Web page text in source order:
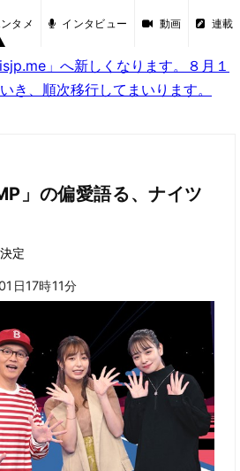
タメ インタビュー 動画 連載
」へ新しくなります。８月１
き、順次移行してまいります。
」の偏愛語る、ナイツ
定
日17時11分